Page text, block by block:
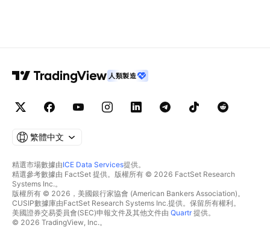
人類製造
繁體中文
精選市場數據由ICE Data Services提供。
精選參考數據由 FactSet 提供。版權所有 © 2026 FactSet Research
Systems Inc.。
版權所有 © 2026，美國銀行家協會 (American Bankers Association)。
CUSIP數據庫由FactSet Research Systems Inc.提供。保留所有權利。
美國證券交易委員會(SEC)申報文件及其他文件由 Quartr提供。
© 2026 TradingView, Inc.。